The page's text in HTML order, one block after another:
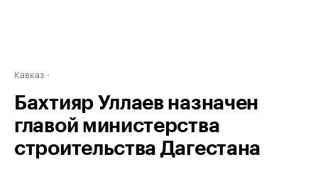
Кавказ
Бахтияр Уллаев назначен
главой министерства
строительства Дагестана